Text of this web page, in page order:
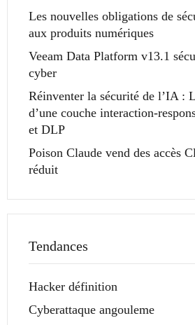
Les nouvelles obligations de
aux produits numériques
Veeam Data Platform v13.1
cyber
Réinventer la sécurité de l’IA :
d’une couche interaction-
et DLP
Poison Claude vend des accès
réduit
Tendances
Hacker définition
Cyberattaque angouleme